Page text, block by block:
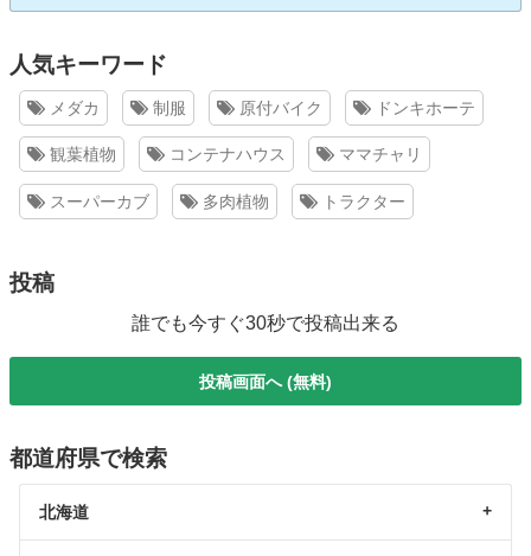
人気キーワード
メダカ 制服 原付バイク ドンキホーテ
観葉植物 コンテナハウス ママチャリ
スーパーカブ 多肉植物 トラクター
投稿
誰でも今すぐ30秒で投稿出来る
投稿画面へ (無料)
都道府県で検索
北海道